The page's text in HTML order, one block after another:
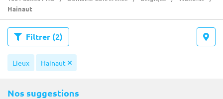
Hainaut
Filtrer (2)
Lieux Hainaut
Nos suggestions